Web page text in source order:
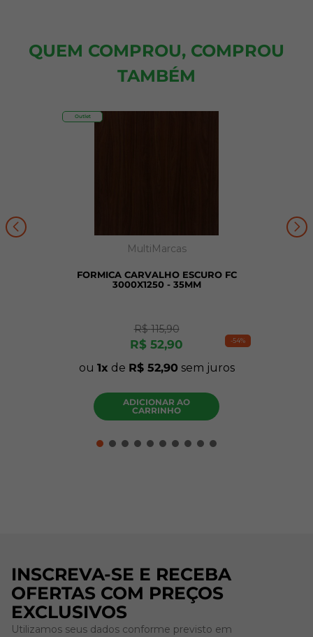
QUEM COMPROU, COMPROU
TAMBÉM
-54%
Outlet
MultiMarcas
FORMICA CARVALHO ESCURO FC
3000X1250 - 35MM
R$ 115,90
R$ 52,90
ou 1 de R$ 52,90 sem juros
ADICIONAR AO
CARRINHO
INSCREVA-SE E RECEBA
OFERTAS COM PREÇOS
EXCLUSIVOS
Utilizamos seus dados conforme previsto em